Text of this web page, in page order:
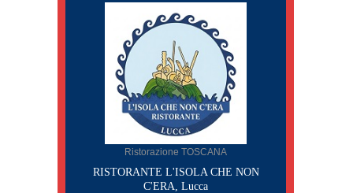
Ristorazione TOSCANA
RISTORANTE L'ISOLA CHE NON
C'ERA, Lucca